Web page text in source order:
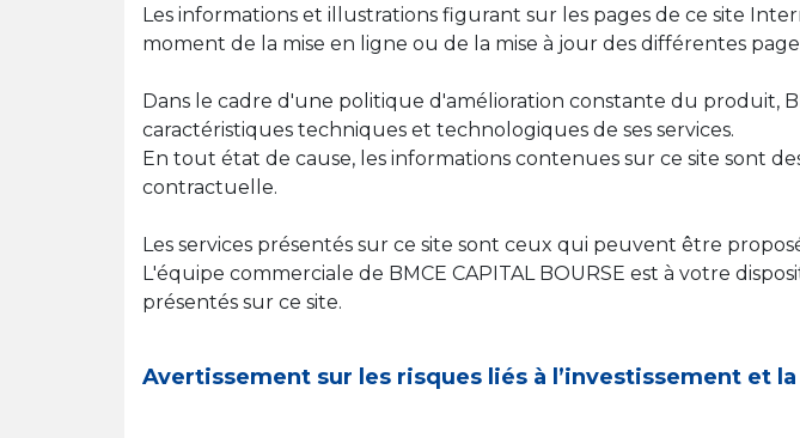
Les informations et illustrations figurant sur les pages de ce site
moment de la mise en ligne ou de la mise à jour des différentes
Dans le cadre d'une politique d'amélioration constante du produit,
caractéristiques techniques et technologiques de ses services.
En tout état de cause, les informations contenues sur ce site sont
contractuelle.
Les services présentés sur ce site sont ceux qui peuvent être
L'équipe commerciale de BMCE CAPITAL BOURSE est à votre
présentés sur ce site.
Avertissement sur les risques liés à l’investissement et